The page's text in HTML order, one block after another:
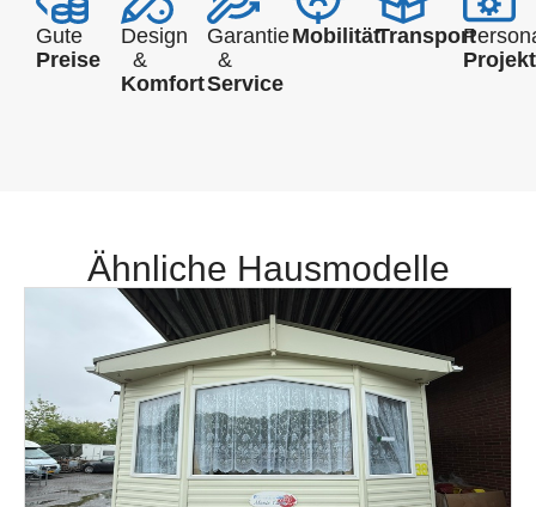
Gute
Preise
Design
&
Komfort
Garantie
&
Service
MobilitätTransport
Ähnliche Hausmodelle